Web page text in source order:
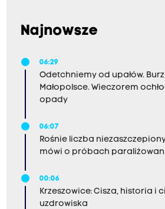
Najnowsze
06:29
Odetchniemy od upałów.
Małopolsce. Wieczorem
opady
06:07
Rośnie liczba
mówi o próbach
00:06
Krzeszowice: Cisza, historia i
uzdrowiska